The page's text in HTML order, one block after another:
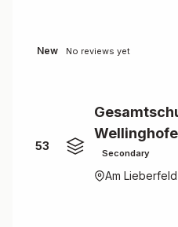
New No reviews yet
53
Secondary
Am Lieberfeld